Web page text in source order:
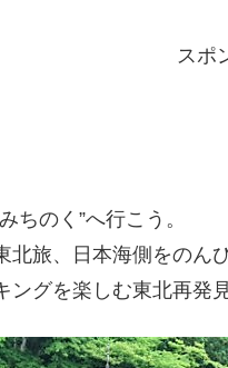
スポ
ちのく”へ行こう。
北旅、日本海側をのん
ングを楽しむ東北再発